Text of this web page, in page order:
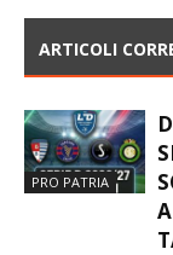
ARTICOLI
PRO PATRIA